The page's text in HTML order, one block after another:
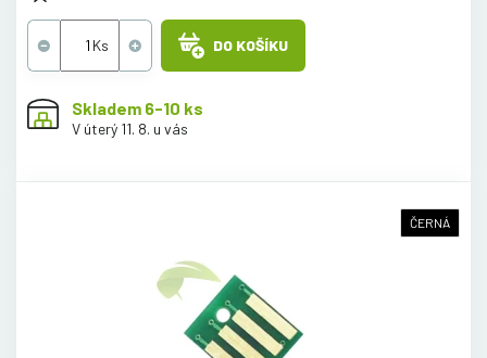
DO KOŠÍKU
Skladem 6-10 ks
V úterý 11. 8. u vás
ČERNÁ